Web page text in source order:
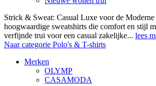
Strick & Sweat: Casual Luxe voor de
hoogwaardige sweatshirts die comfort en stijl
verfijnde trui voor een casual zakelijke... lees
Naar categorie Polo's & T-shirts
Merken
OLYMP
CASAMODA